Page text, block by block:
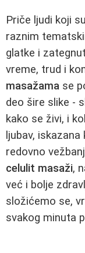
Priče ljudi koji
raznim
glatke i
vreme, trud i
masažama se
deo šire slike -
kako se živi, i
ljubav,
redovno
celulit masaži,
već i bolje
složićemo se,
svakog minuta